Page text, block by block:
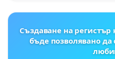
Създаване на регистър
бъде позволявано